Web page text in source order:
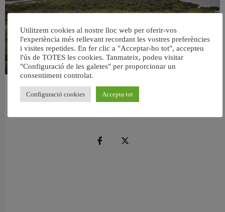
València retira prop de 15.000 litres de residus de la Devesa durant el mes de
juliol
Utilitzem cookies al nostre lloc web per oferir-vos
l'experiència més rellevant recordant les vostres preferències
i visites repetides. En fer clic a "Acceptar-ho tot", accepteu
l'ús de TOTES les cookies. Tanmateix, podeu visitar
"Configuració de les galetes" per proporcionar un
consentiment controlat.
Configuració cookies Accepta tot